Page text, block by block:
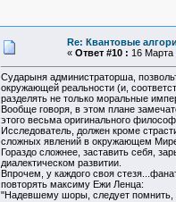
Re: Квантовые
« Ответ #10 : 16 Марта
Сударыня администраторша,
окружающей реальности (и,
разделять не только моральные
Вообще говоря, в этом плане
этого весьма оригинального
Исследователь, должен кроме
сложных явлений в окружающем Мире
Гораздо сложнее, заставить себя,
диалектическом развитии.
Впрочем, у каждого своя
повторять максиму Ежи Ленца:
"Надевшему шоры, следует помнить,